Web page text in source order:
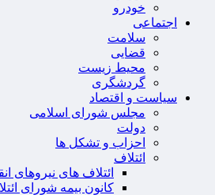
خودرو
اجتماعی
سلامت
قضایی
محیط زیست
گردشگری
سیاست و اقتصاد
مجلس شورای اسلامی
دولت
احزاب و تشکل ها
ائتلاف
ائتلاف های نیروهای
کانون بیمه شورای